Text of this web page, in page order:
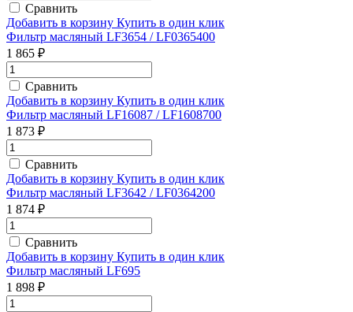
Сравнить
Добавить в корзину Купить в один клик
Фильтр масляный LF3654 / LF0365400
1 865 ₽
Сравнить
Добавить в корзину Купить в один клик
Фильтр масляный LF16087 / LF1608700
1 873 ₽
Сравнить
Добавить в корзину Купить в один клик
Фильтр масляный LF3642 / LF0364200
1 874 ₽
Сравнить
Добавить в корзину Купить в один клик
Фильтр масляный LF695
1 898 ₽